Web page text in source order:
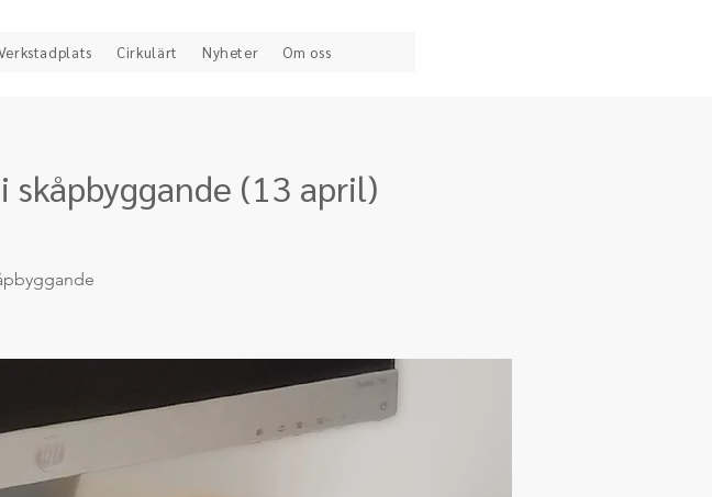
Cirkulärt Nyheter Om oss
skåpbyggande (13 april)